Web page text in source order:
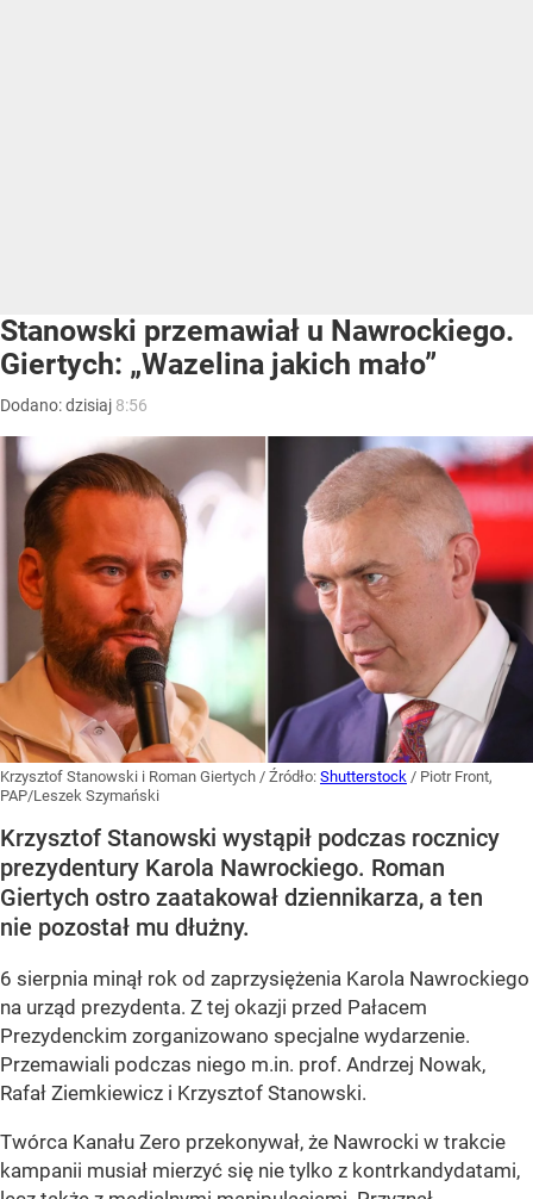
Stanowski przemawiał u Nawrockiego.
Giertych: „Wazelina jakich mało”
Dodano:dzisiaj 8:56
Krzysztof Stanowski i Roman Giertych / Źródło: Shutterstock / Piotr Front,
PAP/Leszek Szymański
Krzysztof Stanowski wystąpił podczas rocznicy
prezydentury Karola Nawrockiego. Roman
Giertych ostro zaatakował dziennikarza, a ten
nie pozostał mu dłużny.
6 sierpnia minął rok od zaprzysiężenia Karola Nawrockiego
na urząd prezydenta. Z tej okazji przed Pałacem
Prezydenckim zorganizowano specjalne wydarzenie.
Przemawiali podczas niego m.in. prof. Andrzej Nowak,
Rafał Ziemkiewicz i Krzysztof Stanowski.
Twórca Kanału Zero przekonywał, że Nawrocki w trakcie
kampanii musiał mierzyć się nie tylko z kontrkandydatami,